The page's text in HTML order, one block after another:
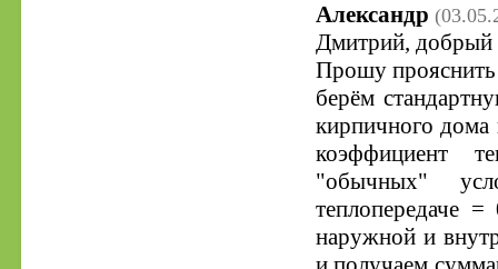
Александр
Дмитрий, добрый
Прошу
берём
кирпичного дома
коэффициент
"обычных"
теплопередаче =
наружной и